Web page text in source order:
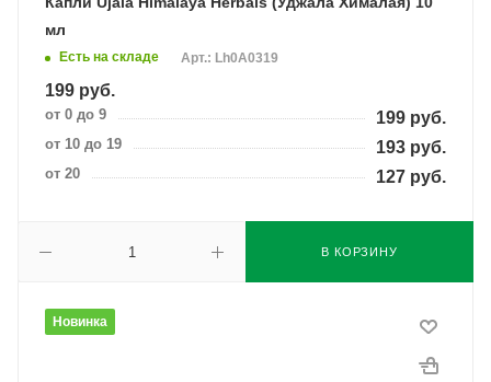
мл
Есть на складе Арт.: Lh0A0319
199 руб.
от 0 до 9 199 руб.
от 10 до 19 193 руб.
от 20 127 руб.
В КОРЗИНУ
Новинка